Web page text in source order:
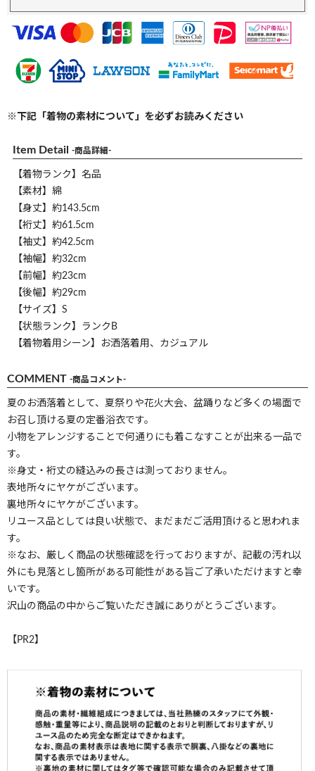
※下記「着物の素材について」を必ずお読みください
Item Detail -商品詳細-
【着物ランク】名品
【素材】綿
【身丈】約143.5cm
【裄丈】約61.5cm
【袖丈】約42.5cm
【袖幅】約32cm
【前幅】約23cm
【後幅】約29cm
【サイズ】S
【状態ランク】ランクB
【着物着用シーン】お洒落着用、カジュアル
COMMENT -商品コメント-
夏のお洒落着として、夏祭りや花火大会、盆踊りなど多くの場面で
お召し頂ける夏の定番浴衣です。
小物をアレンジすることで何通りにも着こなすことが出来る一品で
す。
※身丈・裄丈の縫込みの長さは測っておりません。
表地所々にヤケがございます。
裏地所々にヤケがございます。
リユース品としては良い状態で、まだまだご活用頂けると思われま
す。
※なお、厳しく商品の状態確認を行っておりますが、記載の汚れ以
外にも見落とし箇所がある可能性がある旨ご了承いただけますと幸
いです。
沢山の商品の中からご覧いただき誠にありがとうございます。
【PR2】